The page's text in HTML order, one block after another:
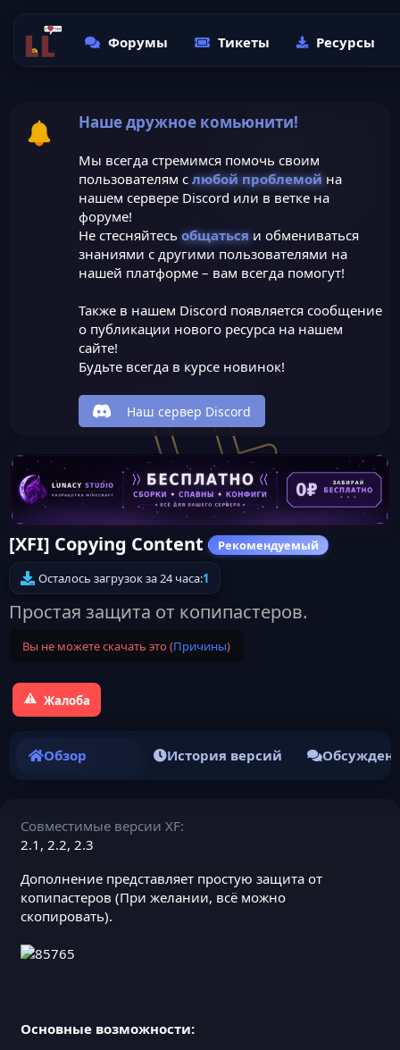
Форумы Тикеты Ресурсы
Наше дружное комьюнити!
Мы всегда стремимся помочь своим
пользователям с любой проблемойна
нашем сервере Discord или в ветке на
форуме!
Не стесняйтесь общатьсяи обмениваться
знаниями с другими пользователями на
нашей платформе – вам всегда помогут!
Также в нашем Discord появляется сообщение
о публикации нового ресурса на нашем
сайте!
Будьте всегда в курсе новинок!
Наш сервер Discord
[XFI] Copying Content Рекомендуемый
Осталось загрузок за 24 часа:1
Простая защита от копипастеров.
Вы не можете скачать это (Причины)
Жалоба
Обзор История версий
Совместимые версии XF
2.1 2.2 2.3
Дополнение представляет простую защита от
копипастеров (При желании, всё можно
скопировать).
Основные возможности: